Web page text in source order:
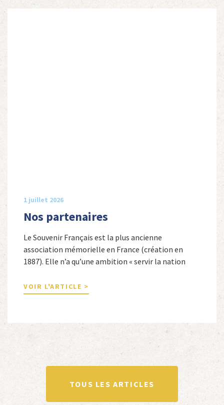
1 juillet 2026
Nos partenaires
Le Souvenir Français est la plus ancienne
association mémorielle en France (création en
1887). Elle n’a qu’une ambition « servir la nation
nationale de la France. Afin d’atteindre cet objectif,
Le Souvenir Français entretient des liens amicaux
totalité ou partiellement afin de faire vivre […]
VOIR L'ARTICLE >
TOUS LES ARTICLES